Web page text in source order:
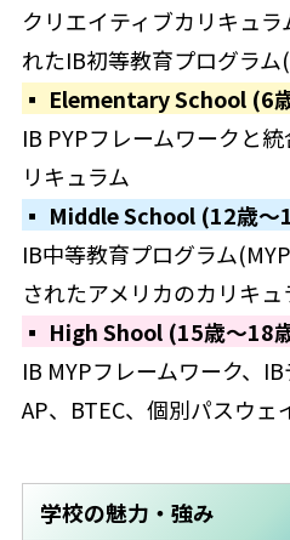
クリエイティブカリキュ
れたIB初等教育プログラム
▪ Elementary School (6
IB PYPフレームワークと
リキュラム
▪ Middle School (12歳～
IB中等教育プログラム
されたアメリカのカリキュ
▪ High Shool (15歳～18
IB MYPフレームワーク、
AP、BTEC、個別パスウェ
学校の魅力・強み